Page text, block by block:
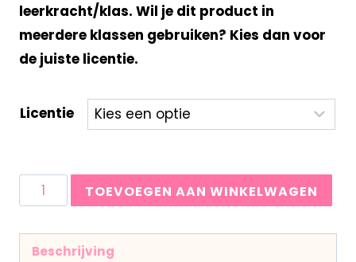
leerkracht/klas. Wil je dit product in
meerdere klassen gebruiken? Kies dan voor
de juiste licentie.
Licentie
TOEVOEGEN AAN WINKELWAGEN
Beschrijving